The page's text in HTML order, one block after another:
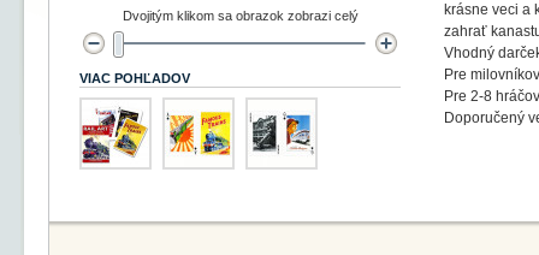
krásne veci a
zahrať
Vhodný
Pre
Pre 2-8
Doporučený
Dvojitým klikom sa obrazok zobrazi celý
VIAC POHĽADOV